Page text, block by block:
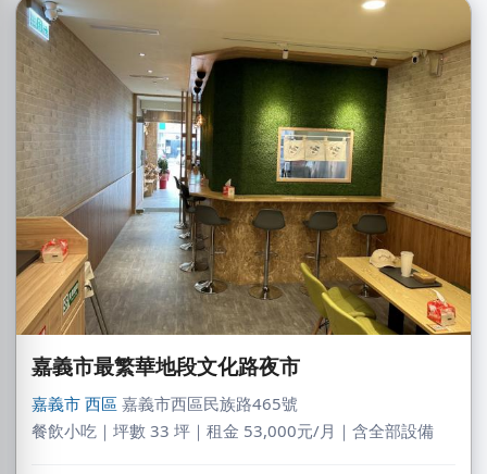
嘉義市最繁華地段文化路夜市
嘉義市 西區 嘉義市西區民族路465號
餐飲小吃｜坪數 33 坪｜租金 53,000元/月｜含全部設備